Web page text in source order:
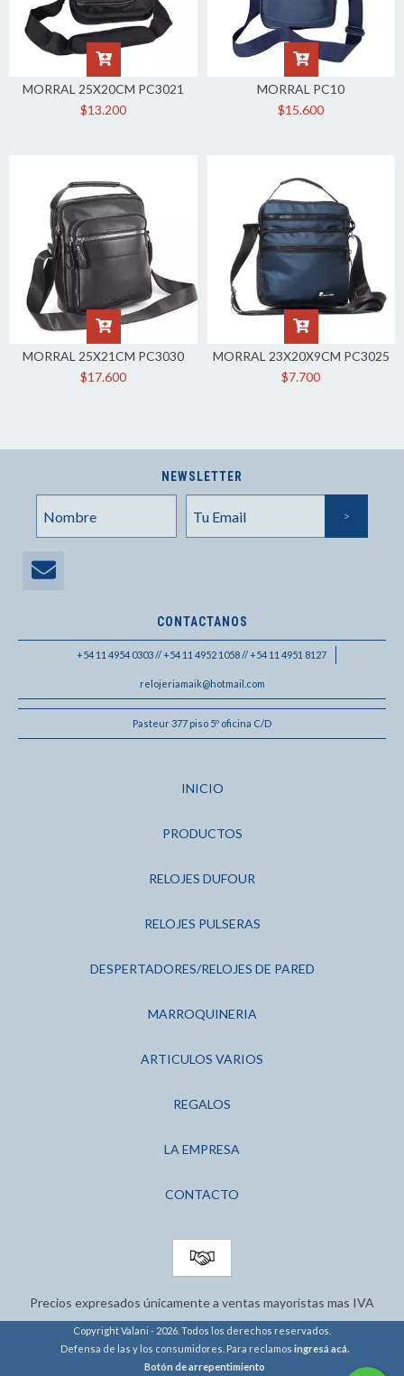
MORRAL 25X20CM PC3021
$13.200
MORRAL PC10
$15.600
MORRAL 25X21CM PC3030
$17.600
MORRAL 23X20X9CM PC3025
$7.700
NEWSLETTER
CONTACTANOS
+54 11 4954 0303 // +54 11 4952 1058 // +54 11 4951 8127
relojeriamaik@hotmail.com
Pasteur 377 piso 5º oficina C/D
INICIO
PRODUCTOS
RELOJES DUFOUR
RELOJES PULSERAS
DESPERTADORES/RELOJES DE PARED
MARROQUINERIA
ARTICULOS VARIOS
REGALOS
LA EMPRESA
CONTACTO
Precios expresados únicamente a ventas mayoristas mas IVA
Copyright Valani - 2026. Todos los derechos reservados.
Defensa de las y los consumidores. Para reclamos ingresá acá.
Botón de arrepentimiento